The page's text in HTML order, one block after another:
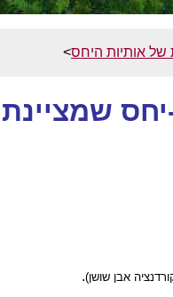
של אותיות היחס>
שמציינת
אבן שושן).